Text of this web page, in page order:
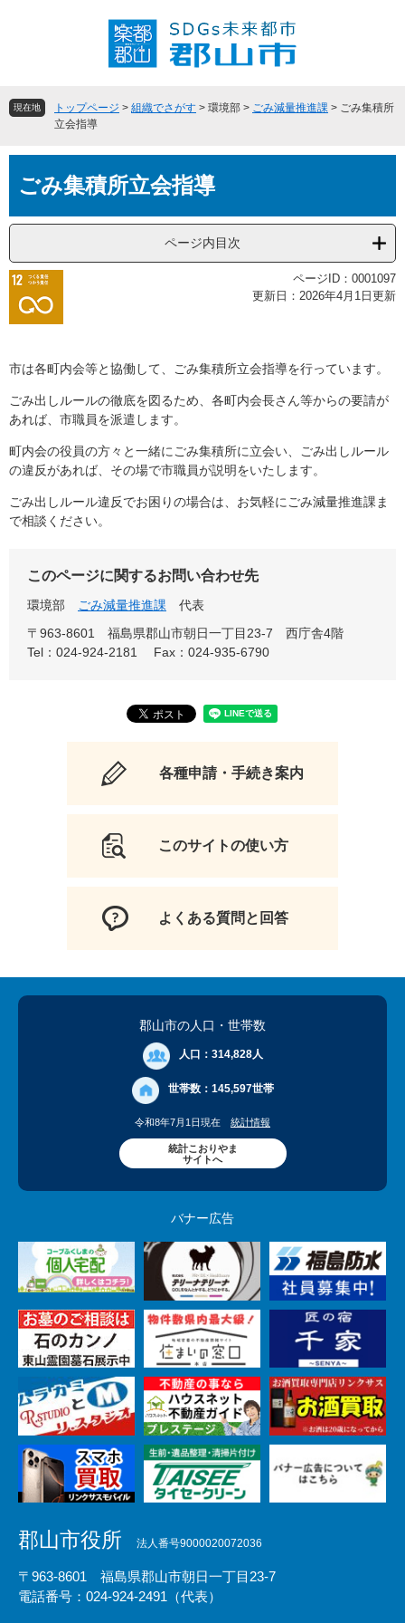
頭
飛
へ
現在地 トップページ > 組織でさがす > 環境部 > ごみ減量推進課 > ごみ集積所
立会指導
ごみ集積所立会指導
ページ内目次
ページID：0001097
更新日：2026年4月1日更新
市は各町内会等と協働して、ごみ集積所立会指導を行っています。
ごみ出しルールの徹底を図るため、各町内会長さん等からの要請が
あれば、市職員を派遣します。
町内会の役員の方々と一緒にごみ集積所に立会い、ごみ出しルール
の違反があれば、その場で市職員が説明をいたします。
ごみ出しルール違反でお困りの場合は、お気軽にごみ減量推進課ま
で相談ください。
このページに関するお問い合わせ先
環境部 ごみ減量推進課
代表
〒963-8601
福島県郡山市朝日一丁目23-7 西庁舎4階
Tel：024-924-2181
Fax：024-935-6790
各種申請・手続き案内
このサイトの使い方
よくある質問と回答
郡山市の人口 ・世帯数
人口： 314,828人
世帯数： 145,597世帯
令和8年7月1日現在 統計情報
統計こおりやま
サイトへ
バナー広告
郡山市役所 法人番号9000020072036
〒963-8601 福島県郡山市朝日一丁目23-7
電話番号：024-924-2491（代表）